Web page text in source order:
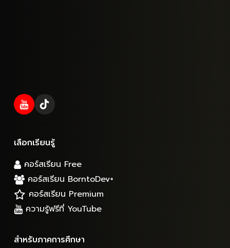
เลือกเรียนรู้
คอร์สเรียน Free
คอร์สเรียน BorntoDev+
คอร์สเรียน Premium
ความรู้ฟรีที่ YouTube
สำหรับภาคการศึกษา